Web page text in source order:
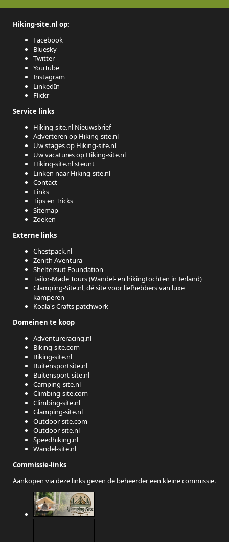
Hiking-site.nl op:
Facebook
Bluesky
Twitter
YouTube
Instagram
LinkedIn
Flickr
Service links
Hiking-site.nl Nieuwsbrief
Adverteren op Hiking-site.nl
Uw stages op Hiking-site.nl
Uw vacatures op Hiking-site.nl
Hiking-site.nl steunt
Linken naar Hiking-site.nl
Contact
Links
Tips en Tricks
Sitemap
Zoeken
Externe links
Chestpack.nl
Zenith Aventura
Sheltersuit Foundation
Tailor-Made Tours (Wandel- en hikingtochten in Ierland)
Glamping-Site.nl, dé site voor liefhebbers van luxe
kamperen
Koala's Crafts patchwork
Domeinen te koop
Adventureracing.nl
Biking-site.com
Biking-site.nl
Buitensportsite.nl
Buitensport-site.nl
Camping-site.nl
Climbing-site.com
Climbing-site.nl
Glamping-site.nl
Outdoor-site.com
Outdoor-site.nl
Speedhiking.nl
Wandel-site.nl
Commissie-links
Aankopen via deze links geven de beheerder een kleine commissie.